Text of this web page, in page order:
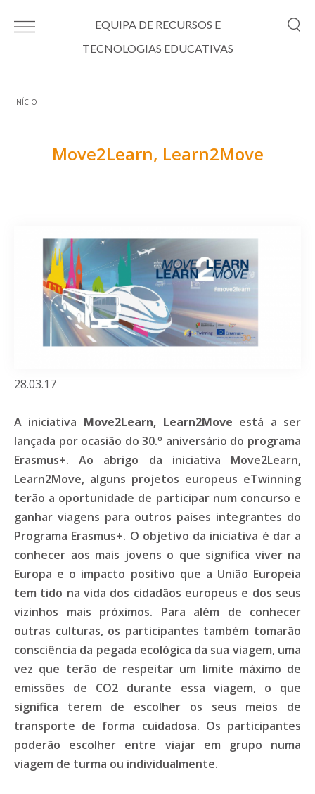
EQUIPA DE RECURSOS E
TECNOLOGIAS EDUCATIVAS
INÍCIO
Move2Learn, Learn2Move
28.03.17
A iniciativa Move2Learn, Learn2Move está a ser
lançada por ocasião do 30.º aniversário do programa
Erasmus+. Ao abrigo da iniciativa Move2Learn,
Learn2Move, alguns projetos europeus eTwinning
terão a oportunidade de participar num concurso e
ganhar viagens para outros países integrantes do
Programa Erasmus+. O objetivo da iniciativa é dar a
conhecer aos mais jovens o que significa viver na
Europa e o impacto positivo que a União Europeia
tem tido na vida dos cidadãos europeus e dos seus
vizinhos mais próximos. Para além de conhecer
outras culturas, os participantes também tomarão
consciência da pegada ecológica da sua viagem, uma
vez que terão de respeitar um limite máximo de
emissões de CO2 durante essa viagem, o que
significa terem de escolher os seus meios de
transporte de forma cuidadosa. Os participantes
poderão escolher entre viajar em grupo numa
viagem de turma ou individualmente.